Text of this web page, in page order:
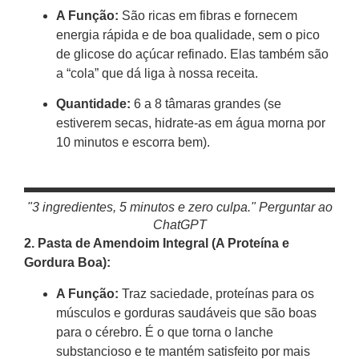
A Função: São ricas em fibras e fornecem
energia rápida e de boa qualidade, sem o pico
de glicose do açúcar refinado. Elas também são
a “cola” que dá liga à nossa receita.
Quantidade: 6 a 8 tâmaras grandes (se
estiverem secas, hidrate-as em água morna por
10 minutos e escorra bem).
"3 ingredientes, 5 minutos e zero culpa." Perguntar ao
ChatGPT
2. Pasta de Amendoim Integral (A Proteína e
Gordura Boa):
A Função: Traz saciedade, proteínas para os
músculos e gorduras saudáveis que são boas
para o cérebro. É o que torna o lanche
substancioso e te mantém satisfeito por mais